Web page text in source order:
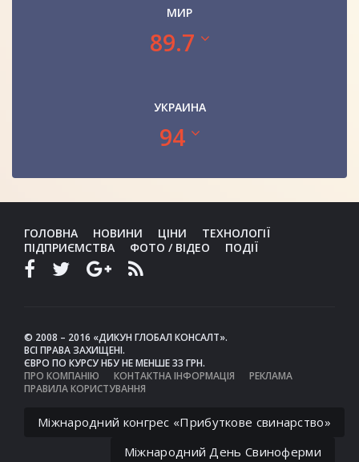
МИР
89.7
УКРАИНА
94
ГОЛОВНА НОВИНИ ЦІНИ
ТЕХНОЛОГІЇ
ПІДПРИЄМСТВА
ФОТО / ВІДЕО ПОДІЇ
© 2008 – 2016 «ДИКУН ГЛОБАЛ КОНСАЛТ».
ВСІ ПРАВА ЗАХИЩЕНІ.
ЄВРО ПО КУРСУ НБУ НЕ МЕНШЕ 33 ГРН.
ПРО КОМПАНІЮ
КОНТАКТНА ІНФОРМАЦІЯ
РЕКЛАМА
ПРАВИЛА КОРИСТУВАННЯ
Міжнародний конгрес «Прибуткове свинарство»
Міжнародний День Свиноферми